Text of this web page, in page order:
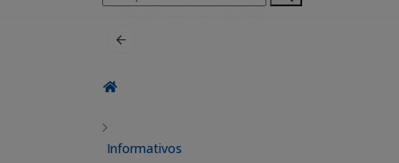
por:
Informativos